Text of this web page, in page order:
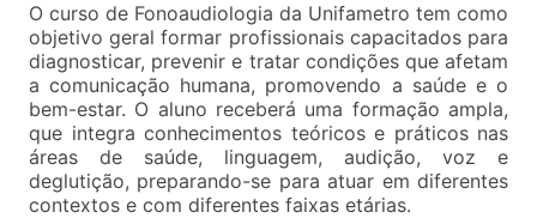
O curso de Fonoaudiologia da Unifametro tem como
objetivo geral formar profissionais capacitados para
diagnosticar, prevenir e tratar condições que afetam
a comunicação humana, promovendo a saúde e o
bem-estar. O aluno receberá uma formação ampla,
que integra conhecimentos teóricos e práticos nas
áreas de saúde, linguagem, audição, voz e
deglutição, preparando-se para atuar em diferentes
contextos e com diferentes faixas etárias.